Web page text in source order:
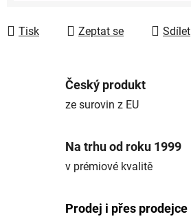
Tisk Zeptat se Sdílet
Český produkt
ze surovin z EU
Na trhu od roku 1999
v prémiové kvalitě
Prodej i přes prodejce